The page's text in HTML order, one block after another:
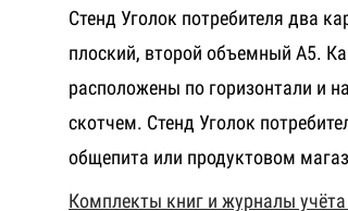
Стенд Уголок потребителя два
плоский, второй объемный А5.
расположены по горизонтали и
скотчем. Стенд Уголок
общепита или продуктовом
Комплекты книг и журналы учёта